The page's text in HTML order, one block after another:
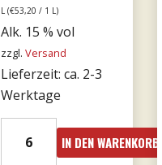
L (€53,20 / 1 L)
Alk. 15 % vol
zzgl. Versand
Lieferzeit: ca. 2-3
Werktage
Amarone
IN DEN WARENKORB